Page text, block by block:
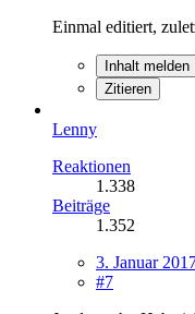
Einmal editiert,
Inhalt melden
Zitieren
Lenny
Reaktionen
1.338
Beiträge
1.352
3. Januar
#7